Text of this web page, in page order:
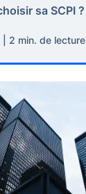
sa SCPI ?
| 2 min. de lecture